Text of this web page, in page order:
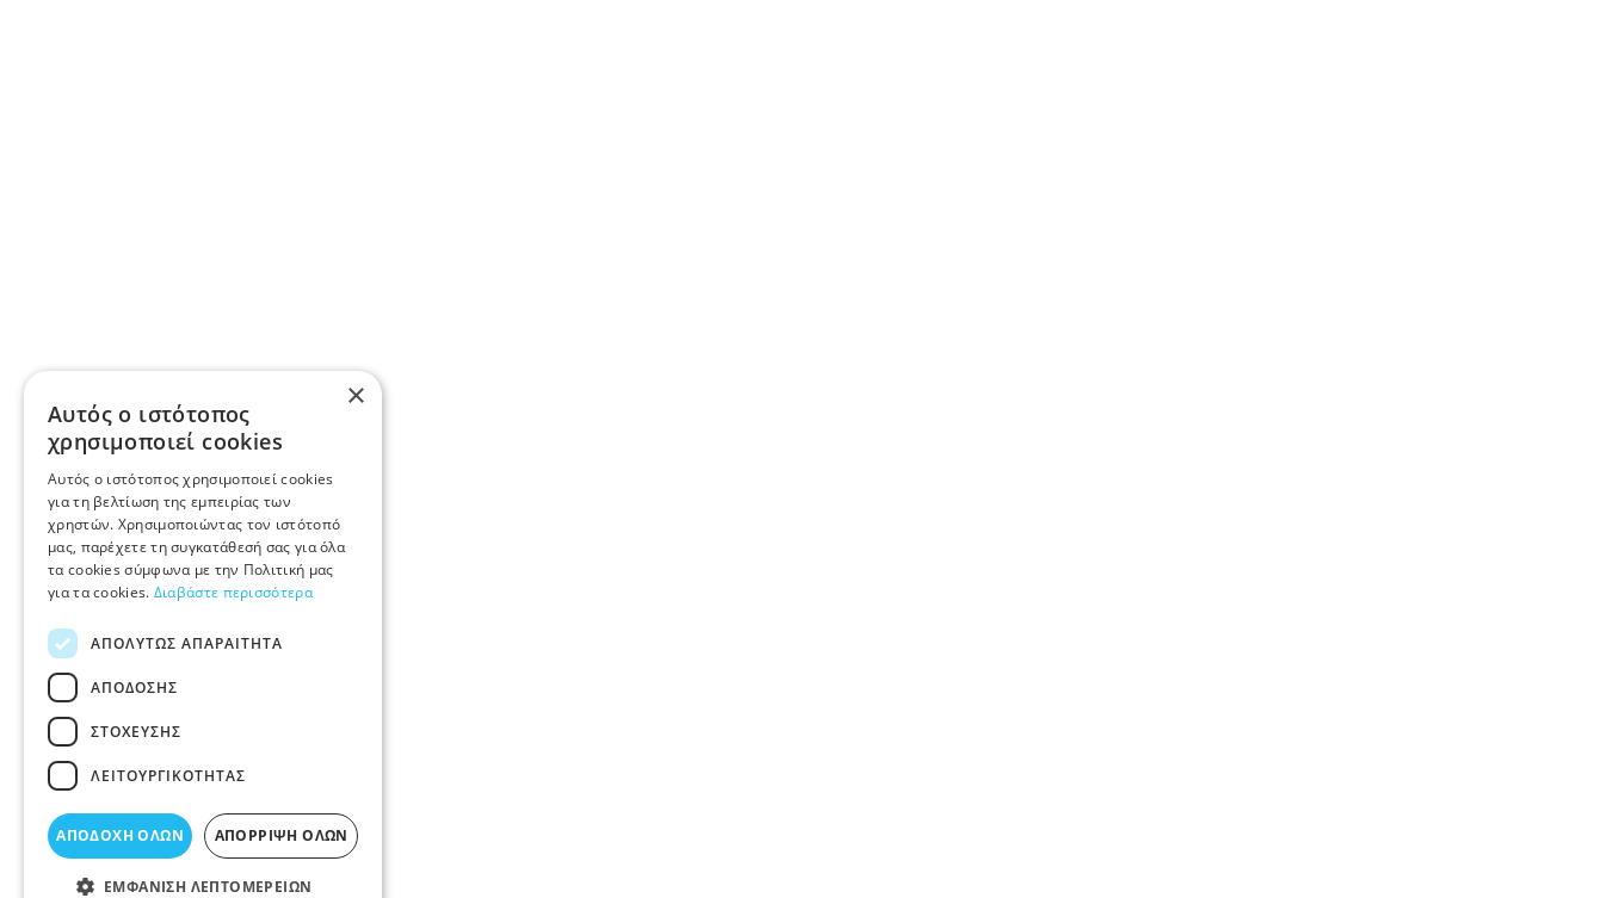
×
Αυτός ο ιστότοπος
χρησιμοποιεί cookies
Αυτός ο ιστότοπος χρησιμοποιεί cookies
για τη βελτίωση της εμπειρίας των
χρηστών. Χρησιμοποιώντας τον ιστότοπό
μας, παρέχετε τη συγκατάθεσή σας για όλα
τα cookies σύμφωνα με την Πολιτική μας
για τα cookies. Διαβάστε περισσότερα
ΑΠΟΛΎΤΩΣ ΑΠΑΡΑΊΤΗΤΑ
ΑΠΌΔΟΣΗΣ
ΣΤΌΧΕΥΣΗΣ
ΛΕΙΤΟΥΡΓΙΚΌΤΗΤΑΣ
ΑΠΟΔΟΧΉ ΌΛΩΝ ΑΠΌΡΡΙΨΗ ΌΛΩΝ
ΕΜΦΆΝΙΣΗ ΛΕΠΤΟΜΕΡΕΙΏΝ